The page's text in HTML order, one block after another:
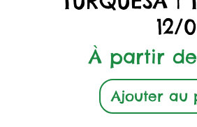
12/0
À partir de
Prix
Ajouter au